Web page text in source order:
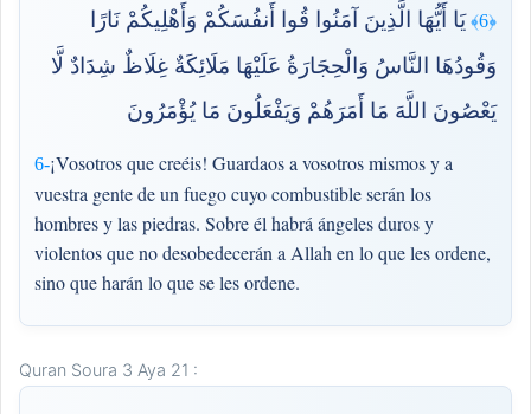
﴿6﴾
يَا أَيُّهَا الَّذِينَ آمَنُوا قُوا أَنفُسَكُمْ وَأَهْلِيكُمْ نَارًا
وَقُودُهَا النَّاسُ وَالْحِجَارَةُ عَلَيْهَا مَلَائِكَةٌ غِلَاظٌ شِدَادٌ لَّا
يَعْصُونَ اللَّهَ مَا أَمَرَهُمْ وَيَفْعَلُونَ مَا يُؤْمَرُونَ
6-¡Vosotros que creéis! Guardaos a vosotros mismos y a
vuestra gente de un fuego cuyo combustible serán los
hombres y las piedras. Sobre él habrá ángeles duros y
violentos que no desobedecerán a Allah en lo que les ordene,
sino que harán lo que se les ordene.
Quran Soura 3 Aya 21 :